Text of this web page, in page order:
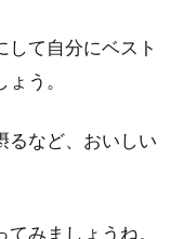
して自分にベスト
う。
るなど、おいしい
みましょうね。